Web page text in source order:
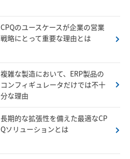
CPQのユースケースが企業の営業
戦略にとって重要な理由とは
複雑な製造において、ERP製品の
コンフィギュレータだけでは不十
分な理由
長期的な拡張性を備えた最適なCP
Qソリューションとは